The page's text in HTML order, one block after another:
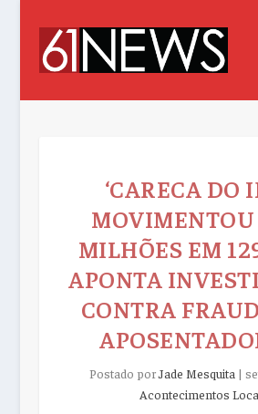
‘CARECA DO
MOVIMENTOU
MILHÕES EM
APONTA
CONTRA
Postado porJade Mesquita |
Acontecimentos